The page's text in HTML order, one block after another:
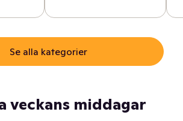
Se alla kategorier
veckans middagar